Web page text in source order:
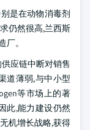
是在动物消毒剂
仍然很高,兰西斯
。
应链中断对销售
道薄弱,与中小型
等市场上的著
此,能力建设仍然
机增长战略,获得